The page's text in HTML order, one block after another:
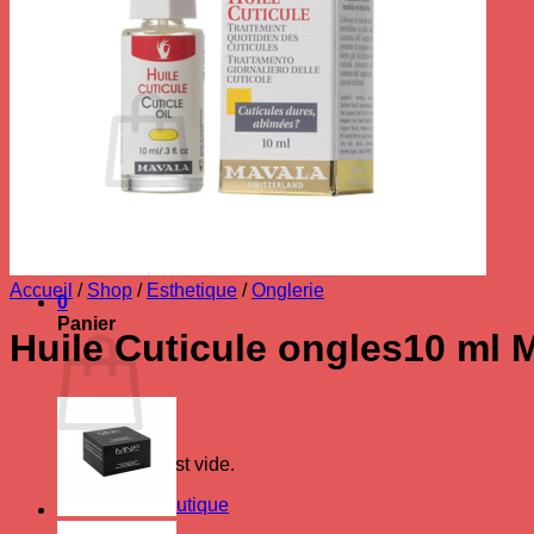
Se connecter
0.00€ 0
0
Panier
Votre panier est vide.
Retour à la boutique
Accueil / Shop / Esthetique / Onglerie
Huile Cuticule ongles10 ml